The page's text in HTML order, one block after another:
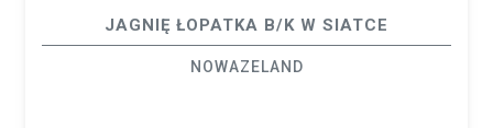
JAGNIĘ ŁOPATKA B/K W SIATCE
NOWAZELAND